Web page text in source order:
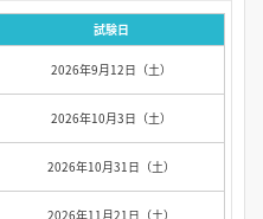
試験日
2026年9月12日（土）
2026年10月3日（土）
2026年10月31日（土）
2026年11月21日（土）